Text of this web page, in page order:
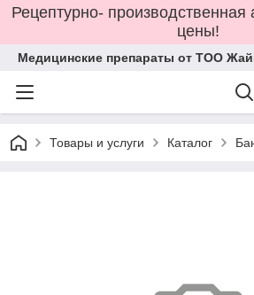
Рецептурно-
цены!
Медицинские препараты от ТОО
Товары и услуги Каталог